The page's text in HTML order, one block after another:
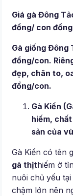
Giá gà Đông
đồng/ con
Gà giống Đông
đồng/con.
đẹp, chân to,
đồng/con.
Gà Kiến
hiếm,
sản của
Gà Kiến có tên
gà thịthiếm ở
nuôi chủ yếu
chậm lớn nên